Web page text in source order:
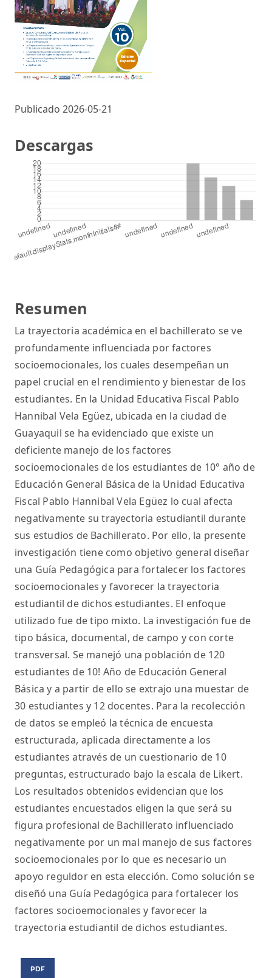
Publicado 2026-05-21
Resumen
La trayectoria académica en el bachillerato se ve
profundamente influenciada por factores
socioemocionales, los cuales desempeñan un
papel crucial en el rendimiento y bienestar de los
estudiantes. En la Unidad Educativa Fiscal Pablo
Hannibal Vela Egüez, ubicada en la ciudad de
Guayaquil se ha evidenciado que existe un
deficiente manejo de los factores
socioemocionales de los estudiantes de 10° año de
Educación General Básica de la Unidad Educativa
Fiscal Pablo Hannibal Vela Egüez lo cual afecta
negativamente su trayectoria estudiantil durante
sus estudios de Bachillerato. Por ello, la presente
investigación tiene como objetivo general diseñar
una Guía Pedagógica para fortalecer los factores
socioemocionales y favorecer la trayectoria
estudiantil de dichos estudiantes. El enfoque
utilizado fue de tipo mixto. La investigación fue de
tipo básica, documental, de campo y con corte
transversal. Se manejó una población de 120
estudiantes de 10! Año de Educación General
Básica y a partir de ello se extrajo una muestar de
30 estudiantes y 12 docentes. Para la recolección
de datos se empleó la técnica de encuesta
estructurada, aplicada directamente a los
estudiantes através de un cuestionario de 10
preguntas, estructurado bajo la escala de Likert.
Los resultados obtenidos evidencian que los
estudiantes encuestados eligen la que será su
figura profesional de Bachillerato influenciado
negativamente por un mal manejo de sus factores
socioemocionales por lo que es necesario un
apoyo reguldor en esta elección. Como solución se
diseñó una Guía Pedagógica para fortalecer los
factores socioemocionales y favorecer la
trayectoria estudiantil de dichos estudiantes.
PDF
Descargas